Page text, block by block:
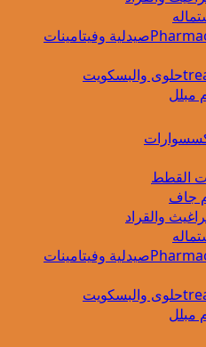
صيدلية وفيتامينات
حلوى والبسكويت
مبلل
القطط
جاف
والقراد
صيدلية وفيتامينات
حلوى والبسكويت
مبلل